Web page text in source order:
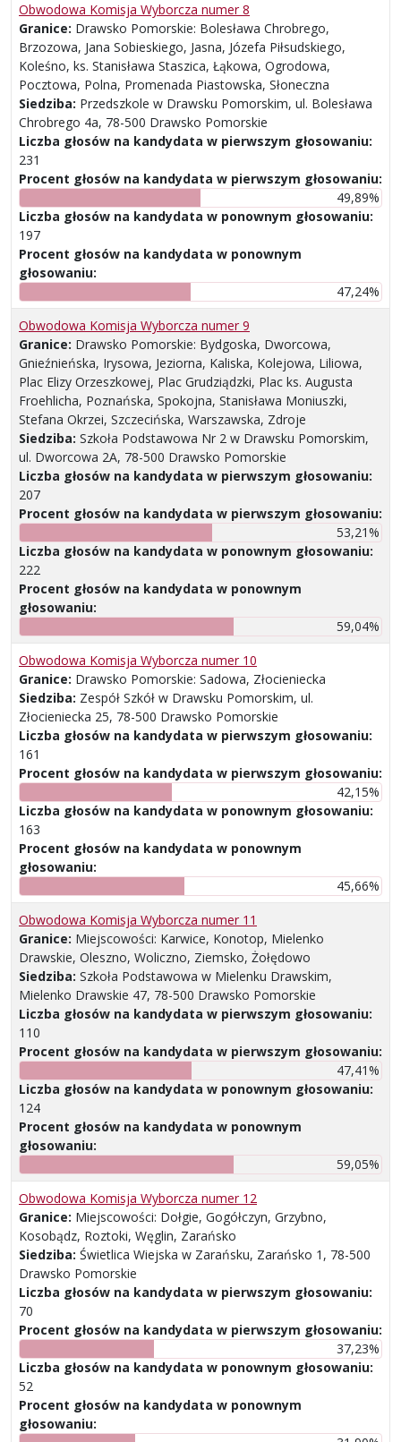
Obwodowa Komisja Wyborcza numer 8
Granice: Drawsko Pomorskie: Bolesława Chrobrego,
Brzozowa, Jana Sobieskiego, Jasna, Józefa Piłsudskiego,
Koleśno, ks. Stanisława Staszica, Łąkowa, Ogrodowa,
Pocztowa, Polna, Promenada Piastowska, Słoneczna
Siedziba: Przedszkole w Drawsku Pomorskim, ul. Bolesława
Chrobrego 4a, 78-500 Drawsko Pomorskie
Liczba głosów na kandydata w pierwszym głosowaniu:
231
Procent głosów na kandydata w pierwszym głosowaniu:
49,89%
Liczba głosów na kandydata w ponownym głosowaniu:
197
Procent głosów na kandydata w ponownym
głosowaniu:
47,24%
Obwodowa Komisja Wyborcza numer 9
Granice: Drawsko Pomorskie: Bydgoska, Dworcowa,
Gnieźnieńska, Irysowa, Jeziorna, Kaliska, Kolejowa, Liliowa,
Plac Elizy Orzeszkowej, Plac Grudziądzki, Plac ks. Augusta
Froehlicha, Poznańska, Spokojna, Stanisława Moniuszki,
Stefana Okrzei, Szczecińska, Warszawska, Zdroje
Siedziba: Szkoła Podstawowa Nr 2 w Drawsku Pomorskim,
ul. Dworcowa 2A, 78-500 Drawsko Pomorskie
Liczba głosów na kandydata w pierwszym głosowaniu:
207
Procent głosów na kandydata w pierwszym głosowaniu:
53,21%
Liczba głosów na kandydata w ponownym głosowaniu:
222
Procent głosów na kandydata w ponownym
głosowaniu:
59,04%
Obwodowa Komisja Wyborcza numer 10
Granice: Drawsko Pomorskie: Sadowa, Złocieniecka
Siedziba: Zespół Szkół w Drawsku Pomorskim, ul.
Złocieniecka 25, 78-500 Drawsko Pomorskie
Liczba głosów na kandydata w pierwszym głosowaniu:
161
Procent głosów na kandydata w pierwszym głosowaniu:
42,15%
Liczba głosów na kandydata w ponownym głosowaniu:
163
Procent głosów na kandydata w ponownym
głosowaniu:
45,66%
Obwodowa Komisja Wyborcza numer 11
Granice: Miejscowości: Karwice, Konotop, Mielenko
Drawskie, Oleszno, Woliczno, Ziemsko, Żołędowo
Siedziba: Szkoła Podstawowa w Mielenku Drawskim,
Mielenko Drawskie 47, 78-500 Drawsko Pomorskie
Liczba głosów na kandydata w pierwszym głosowaniu:
110
Procent głosów na kandydata w pierwszym głosowaniu:
47,41%
Liczba głosów na kandydata w ponownym głosowaniu:
124
Procent głosów na kandydata w ponownym
głosowaniu:
59,05%
Obwodowa Komisja Wyborcza numer 12
Granice: Miejscowości: Dołgie, Gogółczyn, Grzybno,
Kosobądz, Roztoki, Węglin, Zarańsko
Siedziba: Świetlica Wiejska w Zarańsku, Zarańsko 1, 78-500
Drawsko Pomorskie
Liczba głosów na kandydata w pierwszym głosowaniu:
70
Procent głosów na kandydata w pierwszym głosowaniu:
37,23%
Liczba głosów na kandydata w ponownym głosowaniu:
52
Procent głosów na kandydata w ponownym
głosowaniu: